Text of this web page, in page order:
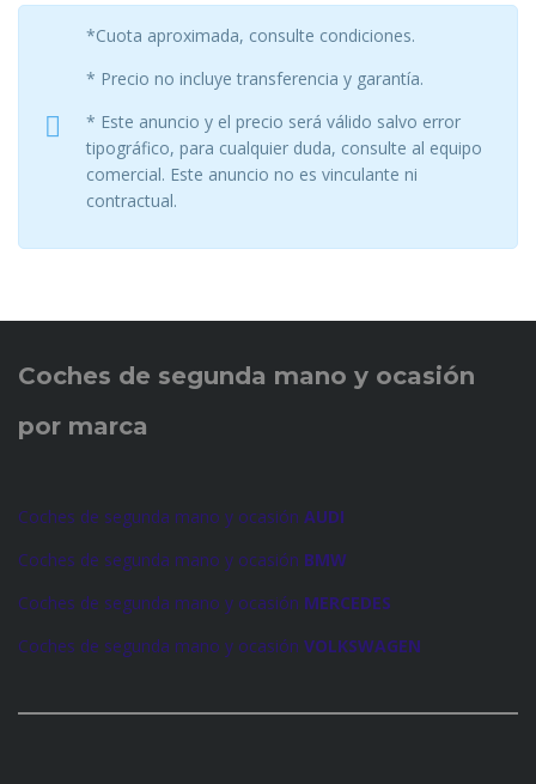
*Cuota aproximada, consulte condiciones.
* Precio no incluye transferencia y garantía.
* Este anuncio y el precio será válido salvo error
tipográfico, para cualquier duda, consulte al equipo
comercial. Este anuncio no es vinculante ni
contractual.
Coches de segunda mano y ocasión
por marca
Coches de segunda mano y ocasión AUDI
Coches de segunda mano y ocasión BMW
Coches de segunda mano y ocasión MERCEDES
Coches de segunda mano y ocasión VOLKSWAGEN